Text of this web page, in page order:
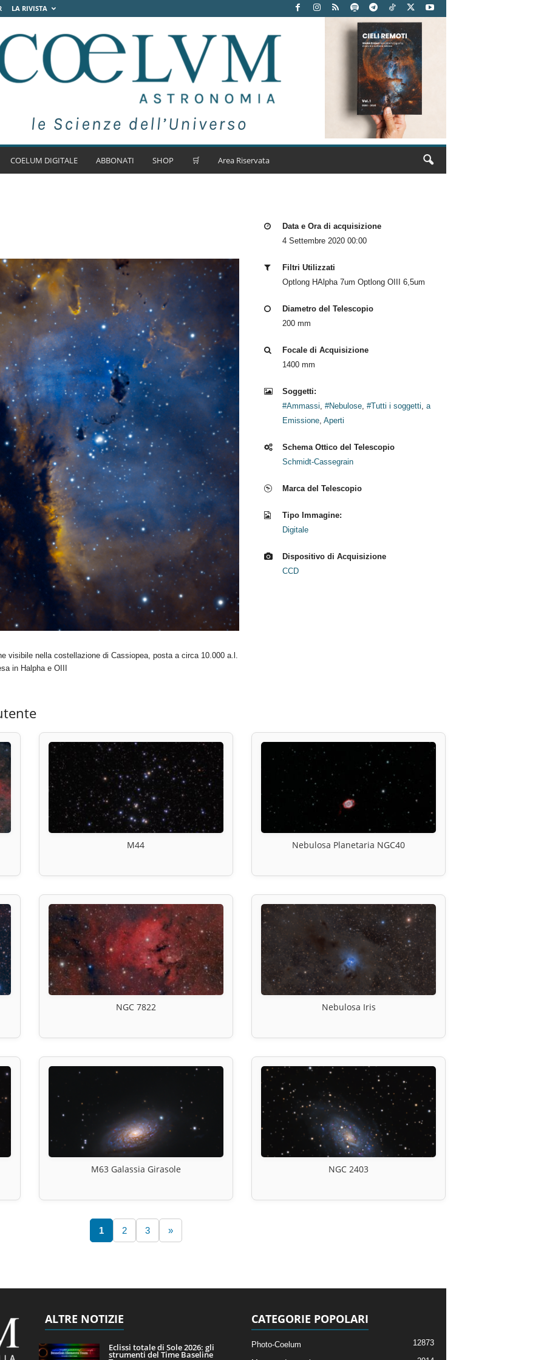
LA RIVISTA
COELUM DIGITALE ABBONATI SHOP 🛒 Area Riservata
visibile nella costellazione di Cassiopea, posta a circa 10.000 a.l.
in Halpha e OIII
Data e Ora di acquisizione
4 Settembre 2020 00:00
Filtri Utilizzati
Optlong HAlpha 7um Optlong OIII 6,5um
Diametro del Telescopio
200 mm
Focale di Acquisizione
1400 mm
Soggetti:
#Ammassi, #Nebulose, #Tutti i soggetti, a
Emissione, Aperti
Schema Ottico del Telescopio
Schmidt-Cassegrain
Marca del Telescopio
Tipo Immagine:
Digitale
Dispositivo di Acquisizione
CCD
M44 Nebulosa Planetaria NGC40
NGC 7822 Nebulosa Iris
M63 Galassia Girasole NGC 2403
1 2 3 »
ALTRE NOTIZIE
Eclissi totale di Sole 2026: gli
strumenti del Time Baseline
CATEGORIE POPOLARI
Photo-Coelum 12873